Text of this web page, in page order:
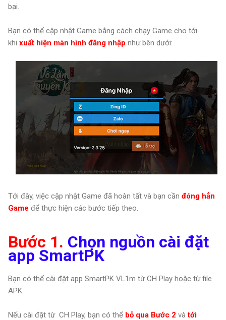
bại.
Bạn có thể cập nhật Game bằng cách chạy Game cho tới
khi xuất hiện màn hình đăng nhập như bên dưới:
Tới đây, việc cập nhật Game đã hoàn tất và bạn cần đóng hẳn
Game để thực hiện các bước tiếp theo.
Bước 1. Chọn nguồn cài đặt
app SmartPK
Bạn có thể cài đặt app SmartPK VL1m từ CH Play hoặc từ file
APK.
Nếu cài đặt từ CH Play, bạn có thể bỏ qua Bước 2 vàtới